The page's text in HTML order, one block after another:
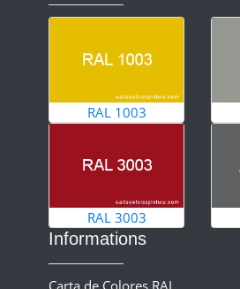
RAL 1003
RAL 3003
Informations